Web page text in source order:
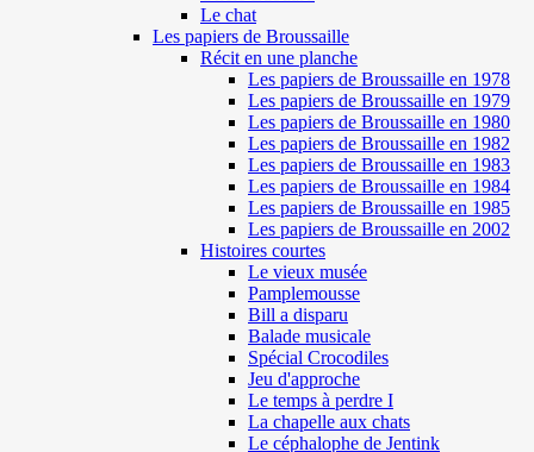
Le chat
Les papiers de Broussaille
Récit en une planche
Les papiers de Broussaille en 1978
Les papiers de Broussaille en 1979
Les papiers de Broussaille en 1980
Les papiers de Broussaille en 1982
Les papiers de Broussaille en 1983
Les papiers de Broussaille en 1984
Les papiers de Broussaille en 1985
Les papiers de Broussaille en 2002
Histoires courtes
Le vieux musée
Pamplemousse
Bill a disparu
Balade musicale
Spécial Crocodiles
Jeu d'approche
Le temps à perdre I
La chapelle aux chats
Le céphalophe de Jentink